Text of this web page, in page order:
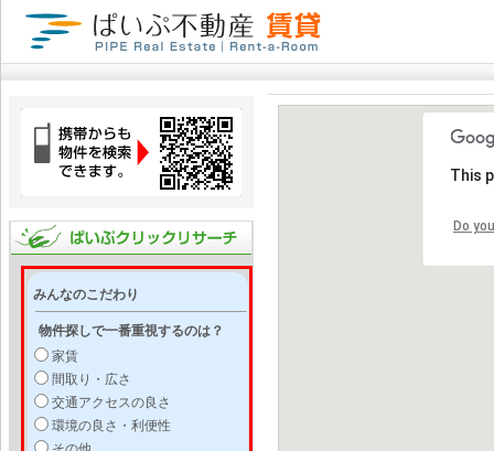
みんなのこだわり
物件探しで一番重視するのは？
家賃
間取り・広さ
交通アクセスの良さ
環境の良さ・利便性
This
Do